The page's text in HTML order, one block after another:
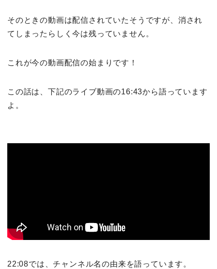
そのときの動画は配信されていたそうですが、消され
てしまったらしく今は残っていません。
これが今の動画配信の始まりです！
この話は、下記のライブ動画の16:43から語っています
よ。
22:08では、チャンネル名の由来を語っています。